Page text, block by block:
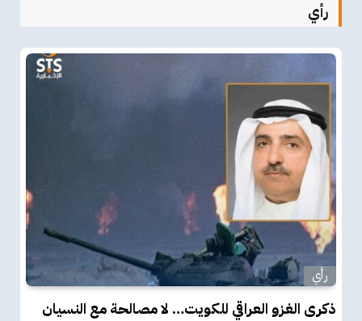
رأي
رأي
ذكرى الغزو العراقي للكويت… لا مصالحة مع النسيان